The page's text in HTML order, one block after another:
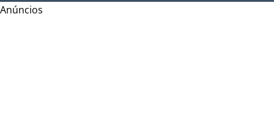
Anúncios